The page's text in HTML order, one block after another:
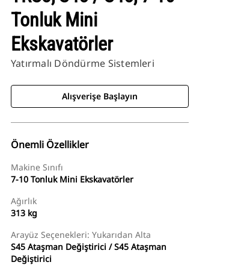
Tonluk Mini
Ekskavatörler
Yatırmalı Döndürme Sistemleri
Alışverişe Başlayın
Önemli Özellikler
Makine Sınıfı
7-10 Tonluk Mini Ekskavatörler
Ağırlık
313 kg
Arayüz Seçenekleri: Yukarıdan Alta
S45 Ataşman Değiştirici / S45 Ataşman
Değiştirici